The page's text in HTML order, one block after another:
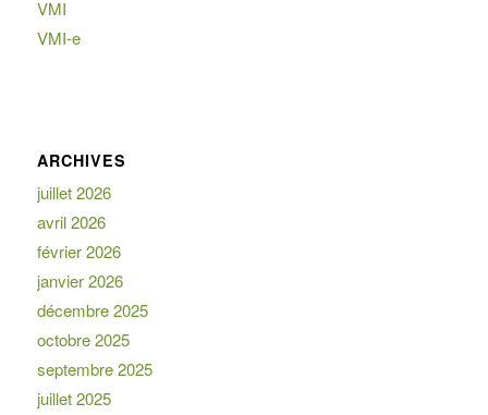
VMI
VMI-e
ARCHIVES
juillet 2026
avril 2026
février 2026
janvier 2026
décembre 2025
octobre 2025
septembre 2025
juillet 2025